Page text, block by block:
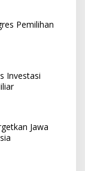
Pemilihan
Investasi
Jawa